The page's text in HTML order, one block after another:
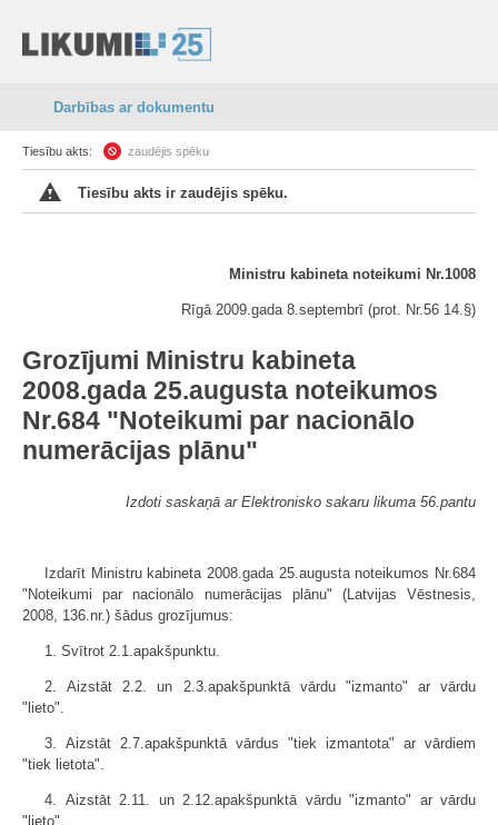
Darbības ar dokumentu
Tiesību akts: zaudējis spēku
Tiesību akts ir zaudējis spēku.
Ministru kabineta noteikumi Nr.1008
Rīgā 2009.gada 8.septembrī (prot. Nr.56 14.§)
Grozījumi Ministru kabineta
2008.gada 25.augusta noteikumos
Nr.684 "Noteikumi par nacionālo
numerācijas plānu"
Izdoti saskaņā ar Elektronisko sakaru likuma 56.pantu
Izdarīt Ministru kabineta 2008.gada 25.augusta noteikumos Nr.684
"Noteikumi par nacionālo numerācijas plānu" (Latvijas Vēstnesis,
2008, 136.nr.) šādus grozījumus:
1. Svītrot 2.1.apakšpunktu.
2. Aizstāt 2.2. un 2.3.apakšpunktā vārdu "izmanto" ar vārdu
"lieto".
3. Aizstāt 2.7.apakšpunktā vārdus "tiek izmantota" ar vārdiem
"tiek lietota".
4. Aizstāt 2.11. un 2.12.apakšpunktā vārdu "izmanto" ar vārdu
"lieto".